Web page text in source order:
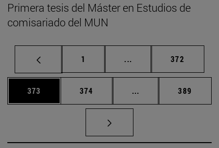
Primera tesis del Máster en Estudios de
comisariado del MUN
Página
1 ... Páginas intermedias
Página
372
Página
373 Página
374 ... Páginas intermedias
Página
389